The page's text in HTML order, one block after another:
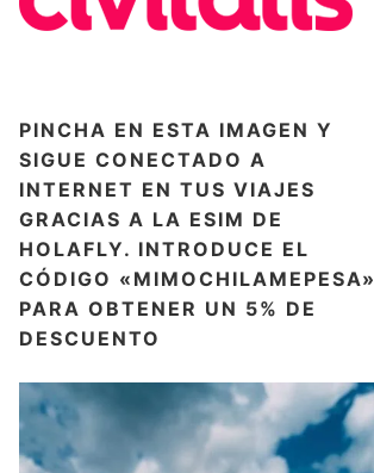
PINCHA EN ESTA IMAGEN Y
SIGUE CONECTADO A
INTERNET EN TUS VIAJES
GRACIAS A LA ESIM DE
HOLAFLY. INTRODUCE EL
CÓDIGO «MIMOCHILAMEPESA»
PARA OBTENER UN 5% DE
DESCUENTO